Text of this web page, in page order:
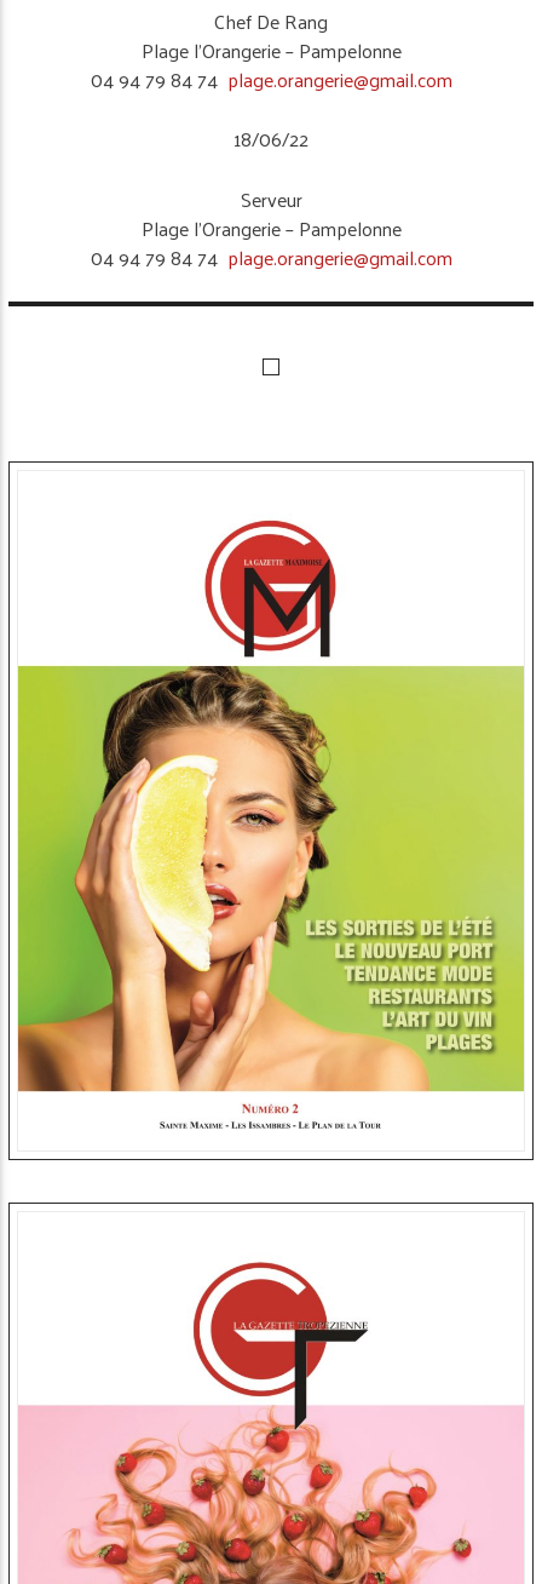
Chef De Rang
Plage l’Orangerie – Pampelonne
04 94 79 84 74 plage.orangerie@gmail.com
18/06/22
Serveur
Plage l’Orangerie – Pampelonne
04 94 79 84 74 plage.orangerie@gmail.com